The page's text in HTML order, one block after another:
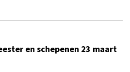
en schepenen 23 maart